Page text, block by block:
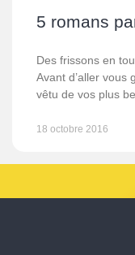
5 romans
Des frissons en
Avant d’aller vous
vêtu de vos plus
18 octobre 2016